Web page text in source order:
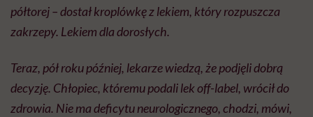
półtorej – dostał kroplówkę z lekiem, który rozpuszcza
zakrzepy. Lekiem dla dorosłych.
Teraz, pół roku później, lekarze wiedzą, że podjęli dobrą
decyzję. Chłopiec, któremu podali lek off-label, wrócił do
zdrowia. Nie ma deficytu neurologicznego, chodzi, mówi,